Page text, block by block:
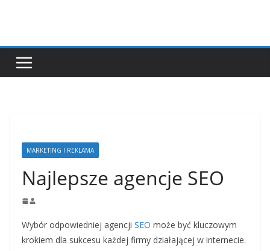
MARKETING I REKLAMA
Najlepsze agencje SEO
Wybór odpowiedniej agencji SEO może być kluczowym
krokiem dla sukcesu każdej firmy działającej w internecie.